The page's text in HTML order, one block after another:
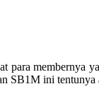
ini tentunya